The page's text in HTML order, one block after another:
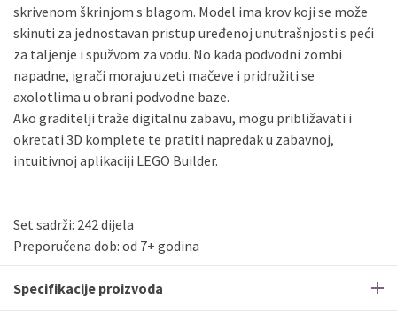
skrivenom škrinjom s blagom. Model ima krov koji se može
skinuti za jednostavan pristup uređenoj unutrašnjosti s peći
za taljenje i spužvom za vodu. No kada podvodni zombi
napadne, igrači moraju uzeti mačeve i pridružiti se
axolotlima u obrani podvodne baze.
Ako graditelji traže digitalnu zabavu, mogu približavati i
okretati 3D komplete te pratiti napredak u zabavnoj,
intuitivnoj aplikaciji LEGO Builder.
Set sadrži: 242 dijela
Preporučena dob: od 7+ godina
Specifikacije proizvoda